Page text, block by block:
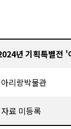
년 기획특별전
아리랑박물관
자료 미등록